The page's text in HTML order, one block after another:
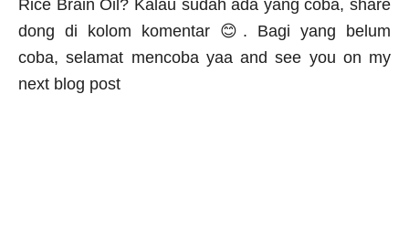
Rice Brain Oil? Kalau sudah ada yang coba, share
dong di kolom komentar 😊. Bagi yang belum
coba, selamat mencoba yaa and see you on my
next blog post